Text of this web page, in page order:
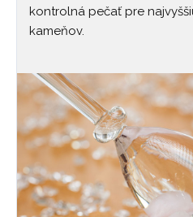
kontrolná pečať pre
kameňov.